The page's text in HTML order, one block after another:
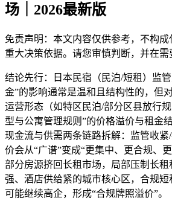
场｜2026最新版
免责声明：本文内容仅供参考，不构
重大决策依据。请您审慎判断，并在需
结论先行：日本民宿（民泊/短租）监
金”的影响通常是温和且结构性的，但
运营形态（如特区民泊/部分区县放行
型与公寓管理规则”的价格溢价与租金
现金流与供需两条链路拆解：监管收
价会从“广谱”变成“更集中、更合规、
部分房源挤回长租市场，局部压制长
强、酒店供给紧的城市核心区，合规短
可能继续高企，形成“合规牌照溢价”。